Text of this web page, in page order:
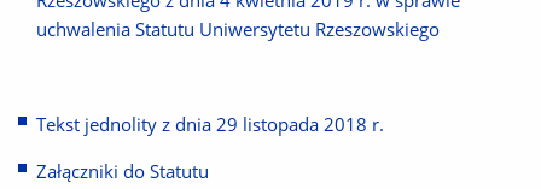
uchwalenia Statutu Uniwersytetu Rzeszowskiego
Tekst jednolity z dnia 29 listopada 2018 r.
Załączniki do Statutu